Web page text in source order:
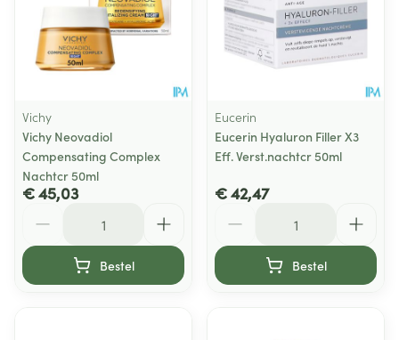
Vichy
Vichy Neovadiol
Compensating Complex
Nachtcr 50ml
€ 45,03
Bestel
Eucerin
Eucerin Hyaluron Filler X3
Eff. Verst.nachtcr 50ml
€ 42,47
Bestel